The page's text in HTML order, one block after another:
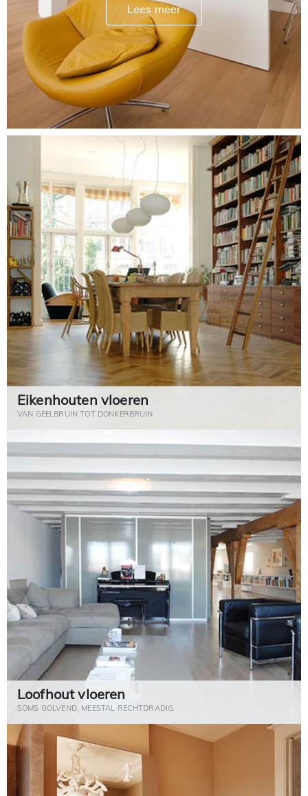
Lees meer
Eikenhouten vloeren
VAN GEELBRUIN TOT DONKERBRUIN
Loofhout vloeren
SOMS GOLVEND, MEESTAL RECHTDRADIG